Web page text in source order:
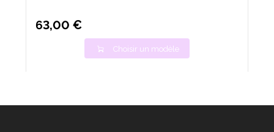
63,00 €
Choisir un modèle